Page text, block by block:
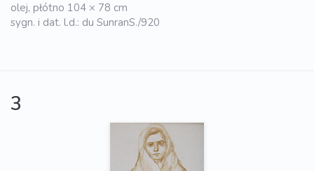
olej, płótno 104 × 78 cm
sygn. i dat. l.d.: du SunranS./920
3